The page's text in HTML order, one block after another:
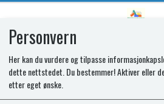
SR DOOR BIN T2138/
Personvern
Her kan du vurdere og tilpasse
dette nettstedet. Du bestemmer! Aktiver eller
etter eget ønske.